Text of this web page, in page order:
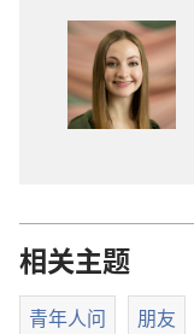
相关主题
青年人问 朋友